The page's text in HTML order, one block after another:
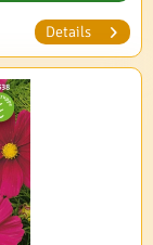
Details